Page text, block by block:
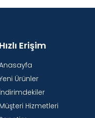
Hızlı Erişim
Ürünler
İndirimdekiler
Müşteri Hizmetleri